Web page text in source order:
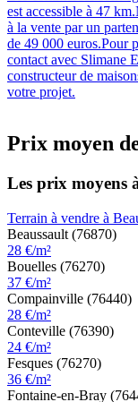
est accessible à 47
à la vente par un
de 49 000 euros.Pour
contact avec Slimane
constructeur de
votre projet.
Prix moyen
Les prix moyens
Terrain à vendre à
Beaussault (76870)
28 €/m²
Bouelles (76270)
37 €/m²
Compainville (76440)
28 €/m²
Conteville (76390)
24 €/m²
Fesques (76270)
36 €/m²
Fontaine-en-Bray